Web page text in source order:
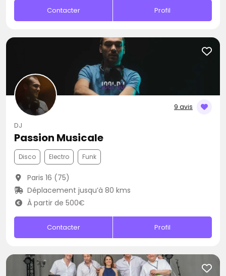
Contacter Profil
9 avis
DJ
Passion Musicale
Disco Electro Funk
Paris 16 (75)
Déplacement jusqu’à 80 kms
À partir de 500€
Contacter Profil